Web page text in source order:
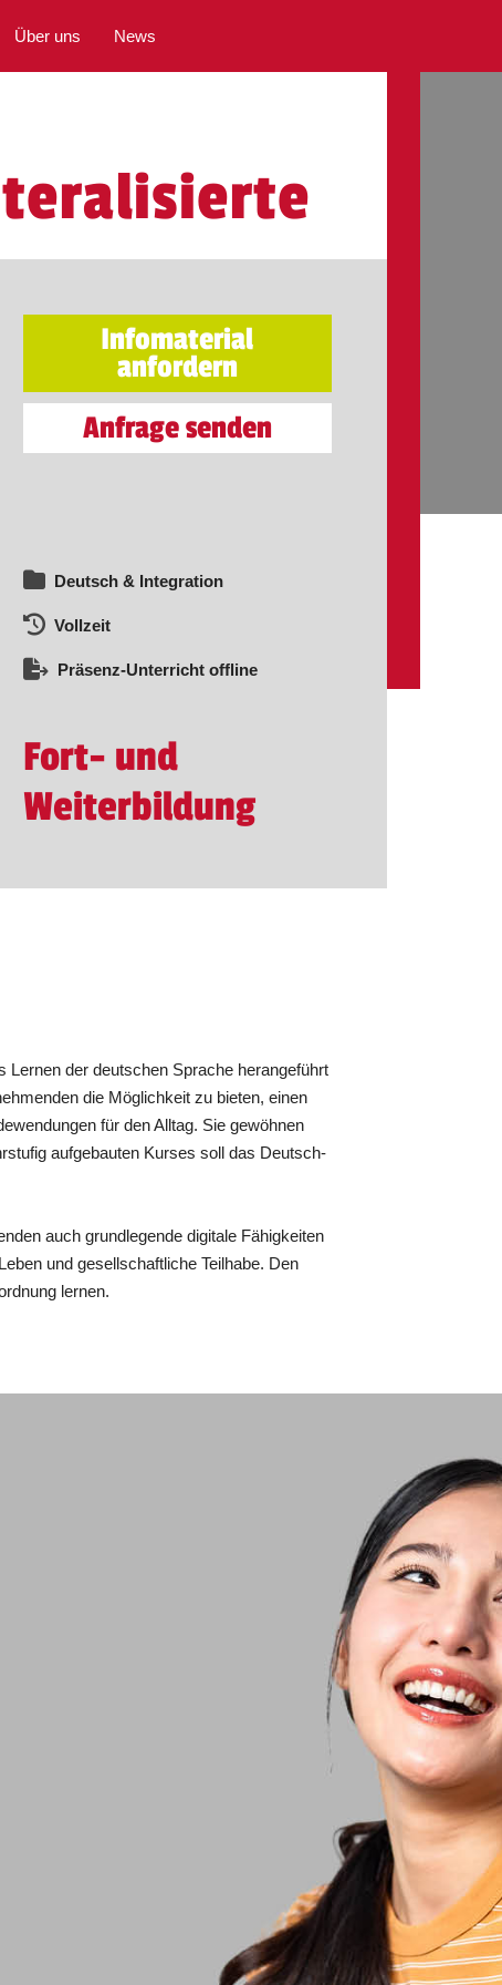
Über uns News
Infomaterial
anfordern
Anfrage senden
Deutsch & Integration
Vollzeit
Präsenz-Unterricht offline
Fort- und
Weiterbildung
der deutschen Sprache herangeführt
die Möglichkeit zu bieten, einen
für den Alltag. Sie gewöhnen
aufgebauten Kurses soll das Deutsch-
auch grundlegende digitale Fähigkeiten
und gesellschaftliche Teilhabe. Den
lernen.